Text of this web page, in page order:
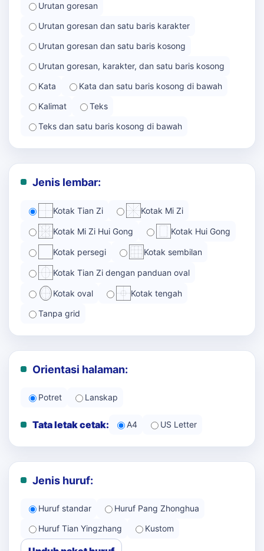
Urutan goresan
Urutan goresan dan satu baris karakter
Urutan goresan dan satu baris kosong
Urutan goresan, karakter, dan satu baris kosong
Kata
Kata dan satu baris kosong di bawah
Kalimat
Teks
Teks dan satu baris kosong di bawah
Jenis lembar:
Kotak Tian Zi Kotak Mi Zi
Kotak Mi Zi Hui Gong Kotak Hui Gong
Kotak persegi Kotak sembilan
Kotak Tian Zi dengan panduan oval
Kotak oval Kotak tengah
Tanpa grid
Orientasi halaman:
Potret Lanskap
Tata letak cetak: A4 US Letter
Jenis huruf:
Huruf standar
Huruf Pang Zhonghua
Huruf Tian Yingzhang
Kustom